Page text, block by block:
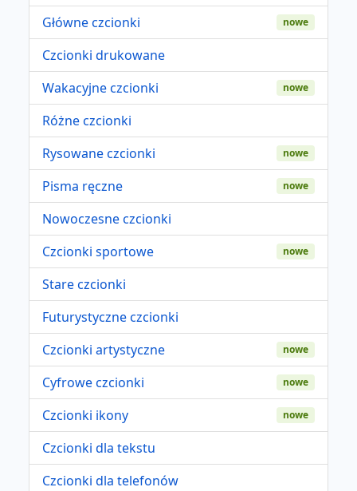
Główne czcionki nowe
Czcionki drukowane
Wakacyjne czcionki
nowe
Różne czcionki
Rysowane czcionki
nowe
Pisma ręczne nowe
Nowoczesne czcionki
Czcionki sportowe
nowe
Stare czcionki
Futurystyczne czcionki
Czcionki artystyczne
nowe
Cyfrowe czcionki nowe
Czcionki ikony nowe
Czcionki dla tekstu
Czcionki dla telefonów